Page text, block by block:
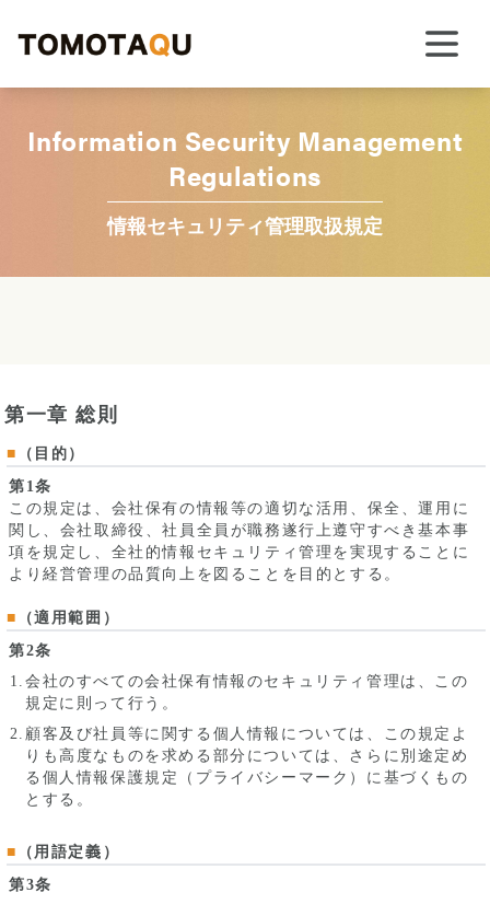
Information Security Management
Regulations
情報セキュリティ管理取扱規定
第一章 総則
（目的）
第1条
この規定は、会社保有の情報等の適切な活用、保全、運用に
関し、会社取締役、社員全員が職務遂行上遵守すべき基本事
項を規定し、全社的情報セキュリティ管理を実現することに
より経営管理の品質向上を図ることを目的とする。
（適用範囲）
第2条
会社のすべての会社保有情報のセキュリティ管理は、この
規定に則って行う。
顧客及び社員等に関する個人情報については、この規定よ
りも高度なものを求める部分については、さらに別途定め
る個人情報保護規定（プライバシーマーク）に基づくもの
とする。
（用語定義）
第3条